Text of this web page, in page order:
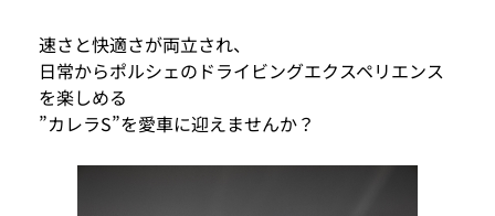
速さと快適さが両立され、
日常からポルシェのドライビングエクスペリエンス
を楽しめる
”カレラS”を愛車に迎えませんか？